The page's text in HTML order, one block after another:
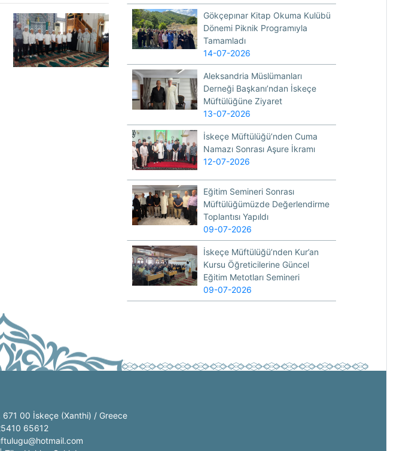
Gökçepınar Kitap Okuma Kulübü
Dönemi Piknik Programıyla
Tamamladı
14-07-2026
Aleksandria Müslümanları
Derneği Başkanı’ndan İskeçe
Müftülüğüne Ziyaret
13-07-2026
İskeçe Müftülüğü’nden Cuma
Namazı Sonrası Aşure İkramı
12-07-2026
Eğitim Semineri Sonrası
Müftülüğümüzde Değerlendirme
Toplantısı Yapıldı
09-07-2026
İskeçe Müftülüğü’nden Kur’an
Kursu Öğreticilerine Güncel
Eğitim Metotları Semineri
09-07-2026
00 İskeçe (Xanthi) / Greece
65612